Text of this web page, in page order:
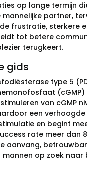
op lange termijn
partner,
frustratie, sterkere
tot betere
terugkeert.
gids
type 5
van cGMP
een
en begint
rate meer dan
aanvang,
op zoek